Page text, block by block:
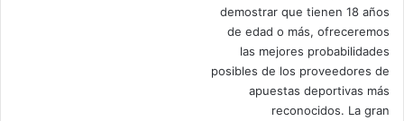
demostrar que tienen 18 años
de edad o más, ofreceremos
las mejores probabilidades
posibles de los proveedores de
apuestas deportivas más
reconocidos. La gran